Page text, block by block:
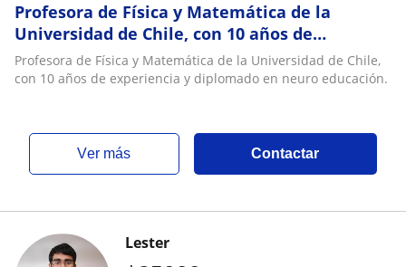
Profesora de Física y Matemática de la
Universidad de Chile, con 10 años de
experiencia y diplomado en neuro educación
Profesora de Física y Matemática de la Universidad de Chile,
con 10 años de experiencia y diplomado en neuro educación.
ver más Contactar
Lester